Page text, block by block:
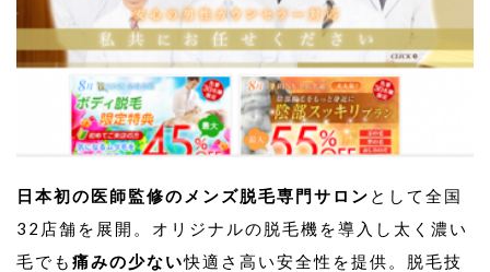
日本初の医師監修のメンズ脱毛専門サロン として全国
32店舗を展開。オリジナルの脱毛機を導入し太く濃い
毛でも 痛みの少ない快適さ高い安全性を提供。脱毛技